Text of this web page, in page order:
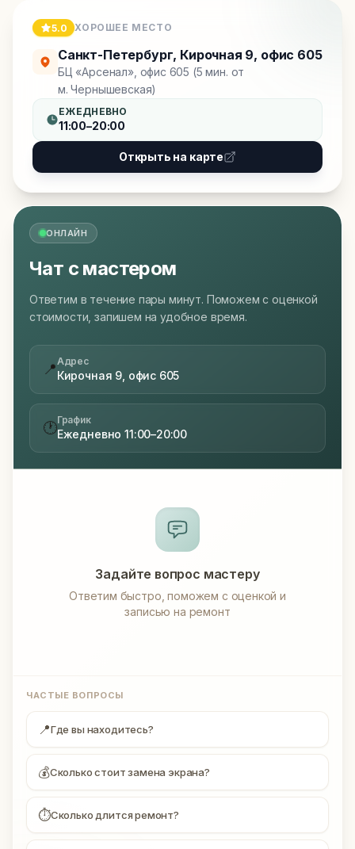
5.0 ХОРОШЕЕ МЕСТО
Санкт-Петербург, Кирочная 9, офис 605
БЦ «Арсенал», офис 605 (5 мин. от
м. Чернышевская)
ЕЖЕДНЕВНО
11:00–20:00
Открыть на карте
ОНЛАЙН
Чат с мастером
Ответим в течение пары минут. Поможем с оценкой
стоимости, запишем на удобное время.
📍Адрес
Кирочная 9, офис 605
🕐График
Ежедневно 11:00–20:00
Задайте вопрос мастеру
Ответим быстро, поможем с оценкой и
записью на ремонт
ЧАСТЫЕ ВОПРОСЫ
📍Где вы находитесь?
💰Сколько стоит замена экрана?
⏱Сколько длится ремонт?